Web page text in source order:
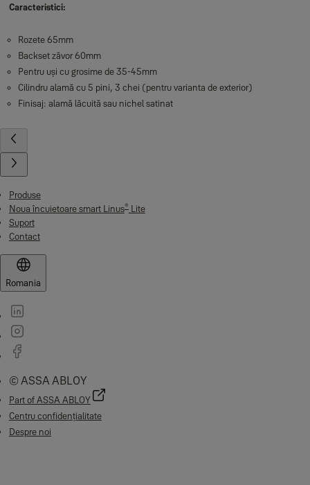
Caracteristici:
Rozete 65mm
Backset zăvor 60mm
Pentru uși cu grosime de 35-45mm
Cilindru alamă cu 5 pini, 3 chei (pentru varianta de exterior)
Finisaj: alamă lăcuită sau nichel satinat
Produse
Noua încuietoare smart Linus®Lite
Suport
Contact
Romania
© ASSA ABLOY
Part of ASSA ABLOY
Centru confidențialitate
Despre noi